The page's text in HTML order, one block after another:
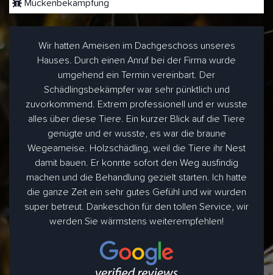
Mückenbekämpfung
Wir hatten Ameisen im Dachgeschoss unseres
Hauses. Durch einen Anruf bei der Firma wurde
umgehend ein Termin vereinbart. Der
Schädlingsbekämpfer war sehr pünktlich und
zuvorkommend. Extrem professionell und er wusste
alles über diese Tiere. Ein kurzer Blick auf die Tiere
genügte und er wusste, es war die braune
Wegeameise. Holzschädling, weil die Tiere ihr Nest
damit bauen. Er konnte sofort den Weg ausfindig
machen und die Behandlung gezielt starten. Ich hatte
die ganze Zeit ein sehr gutes Gefühl und wir wurden
super betreut. Dankeschön für den tollen Service, wir
werden Sie wärmstens weiterempfehlen!